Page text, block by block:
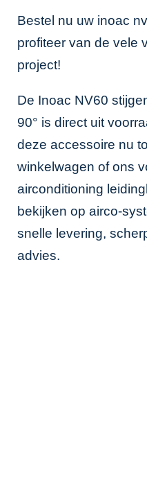
Bestel nu uw inoac
profiteer van de vele
project!
De Inoac NV60
90° is direct uit
deze accessoire nu
winkelwagen of ons
airconditioning
bekijken op airco-
snelle levering,
advies.